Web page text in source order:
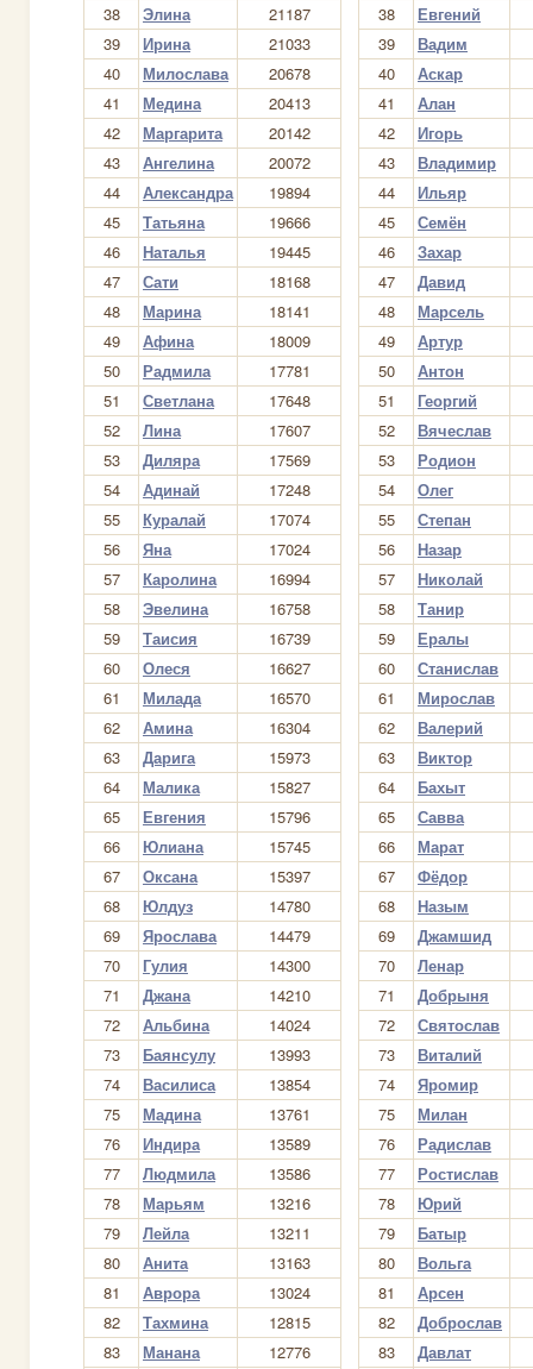
38
Элина
21187
39
Ирина
21033
40
Милослава
20678
41
Медина
20413
42
Маргарита
20142
43
Ангелина
20072
44
Александра
19894
45
Татьяна
19666
46
Наталья
19445
47
Сати
18168
48
Марина
18141
49
Афина
18009
50
Радмила
17781
51
Светлана
17648
52
Лина
17607
53
Диляра
17569
54
Адинай
17248
55
Куралай
17074
56
Яна
17024
57
Каролина
16994
58
Эвелина
16758
59
Таисия
16739
60
Олеся
16627
61
Милада
16570
62
Амина
16304
63
Дарига
15973
64
Малика
15827
65
Евгения
15796
66
Юлиана
15745
67
Оксана
15397
68
Юлдуз
14780
69
Ярослава
14479
70
Гулия
14300
71
Джана
14210
72
Альбина
14024
73
Баянсулу
13993
74
Василиса
13854
75
Мадина
13761
76
Индира
13589
77
Людмила
13586
78
Марьям
13216
79
Лейла
13211
80
Анита
13163
81
Аврора
13024
82
Тахмина
12815
83
Манана
12776
38
Евгений
39
Вадим
40
Аскар
41
Алан
42
Игорь
43
Владимир
44
Ильяр
45
Семён
46
Захар
47
Давид
48
Марсель
49
Артур
50
Антон
51
Георгий
52
Вячеслав
53
Родион
54
Олег
55
Степан
56
Назар
57
Николай
58
Танир
59
Ералы
60
Станислав
61
Мирослав
62
Валерий
63
Виктор
64
Бахыт
65
Савва
66
Марат
67
Фёдор
68
Назым
69
Джамшид
70
Ленар
71
Добрыня
72
Святослав
73
Виталий
74
Яромир
75
Милан
76
Радислав
77
Ростислав
78
Юрий
79
Батыр
80
Вольга
81
Арсен
82
Доброслав
83
Давлат